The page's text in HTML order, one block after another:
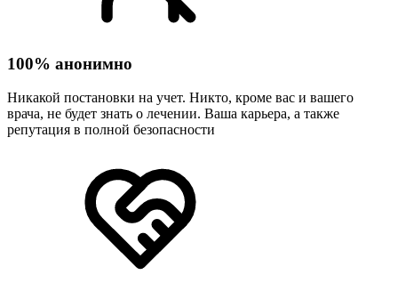
100% анонимно
Никакой постановки на учет. Никто, кроме вас и вашего
врача, не будет знать о лечении. Ваша карьера, а также
репутация в полной безопасности